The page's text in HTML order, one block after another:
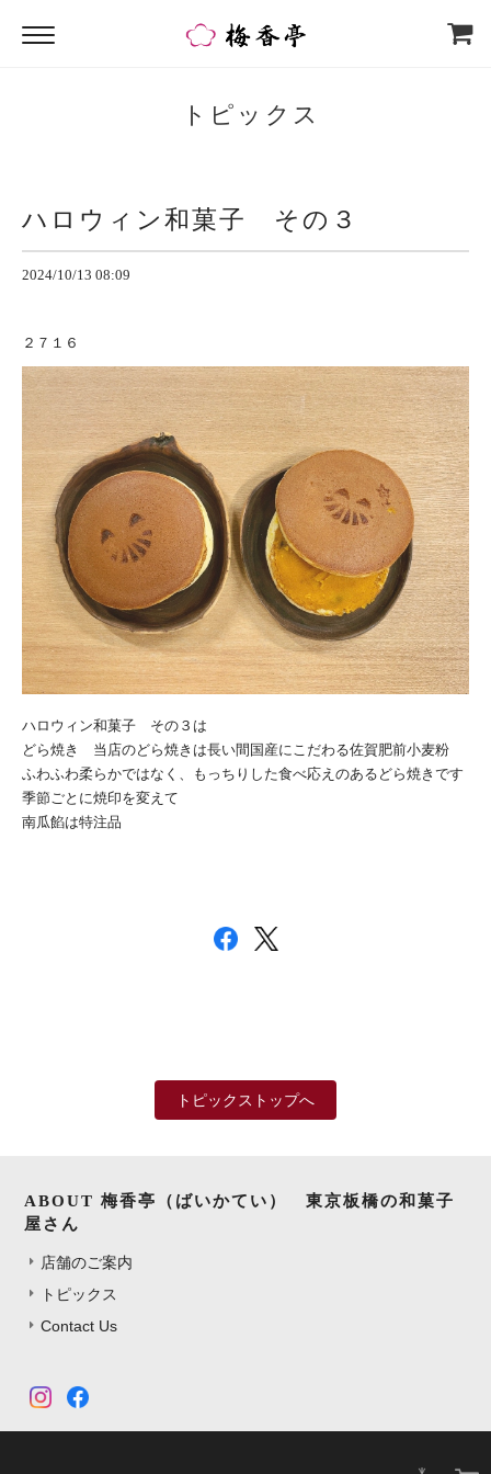
トピックス
ハロウィン和菓子 その３
2024/10/13 08:09
２７１６
ハロウィン和菓子 その３は
どら焼き 当店のどら焼きは長い間国産にこだわる佐賀肥前小麦粉
ふわふわ柔らかではなく、もっちりした食べ応えのあるどら焼きです
季節ごとに焼印を変えて
南瓜餡は特注品
トピックストップへ
ABOUT 梅香亭（ばいかてい） 東京板橋の和菓子
屋さん
店舗のご案内
トピックス
Contact Us